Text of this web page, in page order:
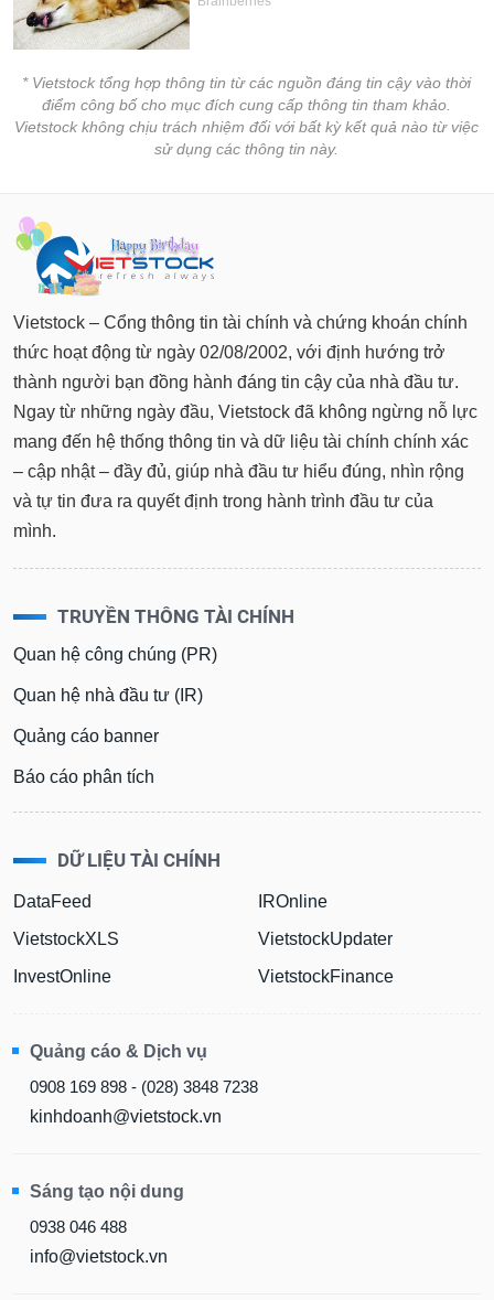
* Vietstock tổng hợp thông tin từ các nguồn đáng tin cậy vào thời
điểm công bố cho mục đích cung cấp thông tin tham khảo.
Vietstock không chịu trách nhiệm đối với bất kỳ kết quả nào từ việc
sử dụng các thông tin này.
Vietstock – Cổng thông tin tài chính và chứng khoán chính
thức hoạt động từ ngày 02/08/2002, với định hướng trở
thành người bạn đồng hành đáng tin cậy của nhà đầu tư.
Ngay từ những ngày đầu, Vietstock đã không ngừng nỗ lực
mang đến hệ thống thông tin và dữ liệu tài chính chính xác
– cập nhật – đầy đủ, giúp nhà đầu tư hiểu đúng, nhìn rộng
và tự tin đưa ra quyết định trong hành trình đầu tư của
mình.
TRUYỀN THÔNG TÀI CHÍNH
Quan hệ công chúng (PR)
Quan hệ nhà đầu tư (IR)
Quảng cáo banner
Báo cáo phân tích
DỮ LIỆU TÀI CHÍNH
DataFeed
VietstockXLS
InvestOnline
IROnline
VietstockUpdater
VietstockFinance
Quảng cáo & Dịch vụ
0908 169 898 - (028) 3848 7238
kinhdoanh@vietstock.vn
Sáng tạo nội dung
0938 046 488
info@vietstock.vn